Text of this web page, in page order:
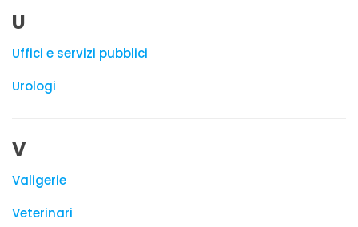
U
Uffici e servizi pubblici
Urologi
V
Valigerie
Veterinari